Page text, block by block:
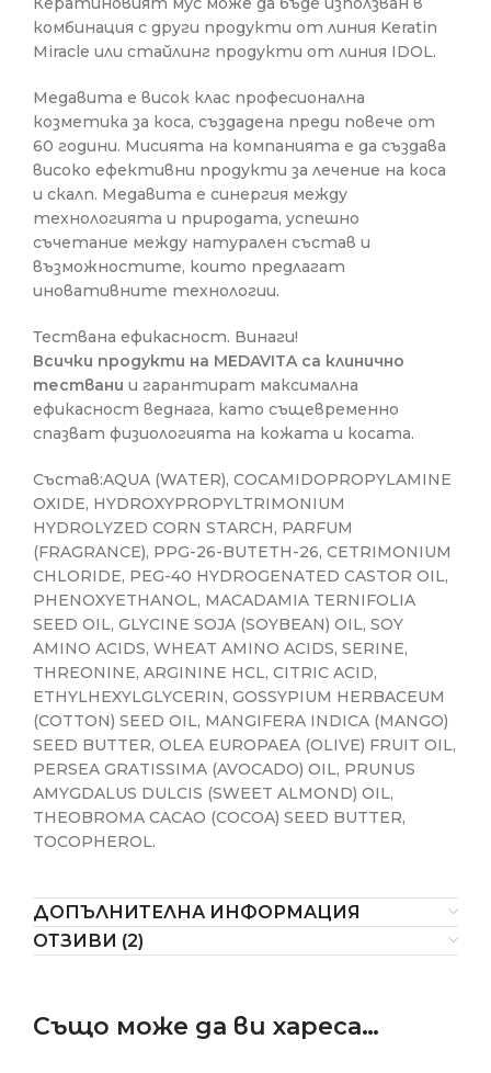
комбинация с други продукти от линия Keratin
Miracle или стайлинг продукти от линия IDOL.
Медавита е висок клас професионална
козметика за коса, създадена преди повече от
60 години. Мисията на компанията е да създава
високо ефективни продукти за лечение на коса
и скалп. Медавита е синергия между
технологията и природата, успешно
съчетание между натурален състав и
възможностите, които предлагат
иновативните технологии.
Тествана ефикасност. Винаги!
Всички продукти на MEDAVITA са клинично
тествани и гарантират максимална
ефикасност веднага, като същевременно
спазват физиологията на кожата и косата.
Състав:AQUA (WATER), COCAMIDOPROPYLAMINE
OXIDE, HYDROXYPROPYLTRIMONIUM
HYDROLYZED CORN STARCH, PARFUM
(FRAGRANCE), PPG-26-BUTETH-26, CETRIMONIUM
CHLORIDE, PEG-40 HYDROGENATED CASTOR OIL,
PHENOXYETHANOL, MACADAMIA TERNIFOLIA
SEED OIL, GLYCINE SOJA (SOYBEAN) OIL, SOY
AMINO ACIDS, WHEAT AMINO ACIDS, SERINE,
THREONINE, ARGININE HCL, CITRIC ACID,
ETHYLHEXYLGLYCERIN, GOSSYPIUM HERBACEUM
(COTTON) SEED OIL, MANGIFERA INDICA (MANGO)
SEED BUTTER, OLEA EUROPAEA (OLIVE) FRUIT OIL,
PERSEA GRATISSIMA (AVOCADO) OIL, PRUNUS
AMYGDALUS DULCIS (SWEET ALMOND) OIL,
THEOBROMA CACAO (COCOA) SEED BUTTER,
TOCOPHEROL.
ДОПЪЛНИТЕЛНА ИНФОРМАЦИЯ
ОТЗИВИ (2)
Също може да ви хареса…